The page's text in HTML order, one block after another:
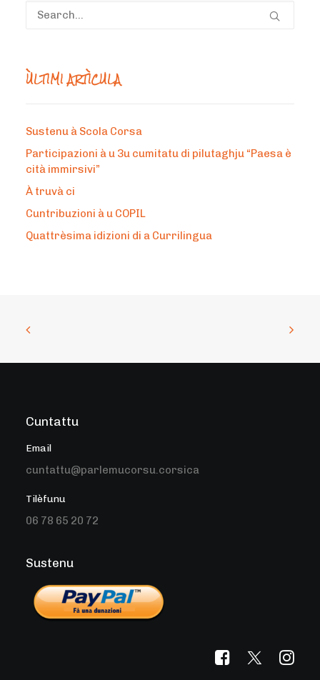
ÙLTIMI ARTÌCULA
Sustenu à Scola Corsa
Participazioni à u 3u cumitatu di pilutaghju “Paesa è
cità immirsivi”
À truvà ci
Cuntribuzioni à u COPIL
Quattrèsima idizioni di a Currilingua
Cuntattu
Email
cuntattu@parlemucorsu.corsica
Tilèfunu
06 78 65 20 72
Sustenu